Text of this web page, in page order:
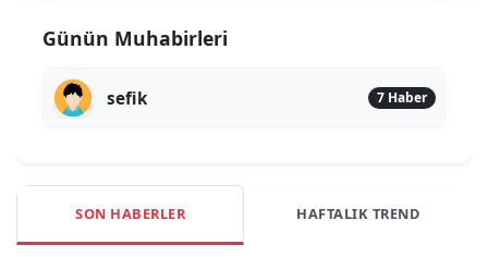
Günün Muhabirleri
sefik 7 Haber
SON HABERLER HAFTALIK TREND